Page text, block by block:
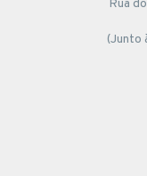
Rua
(Junto